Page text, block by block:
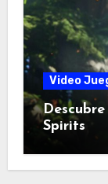
Video
Spirits